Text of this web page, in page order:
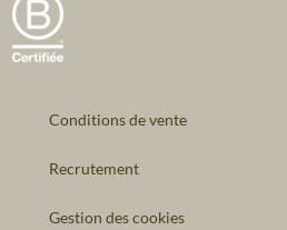
Conditions de vente
Recrutement
Gestion des cookies